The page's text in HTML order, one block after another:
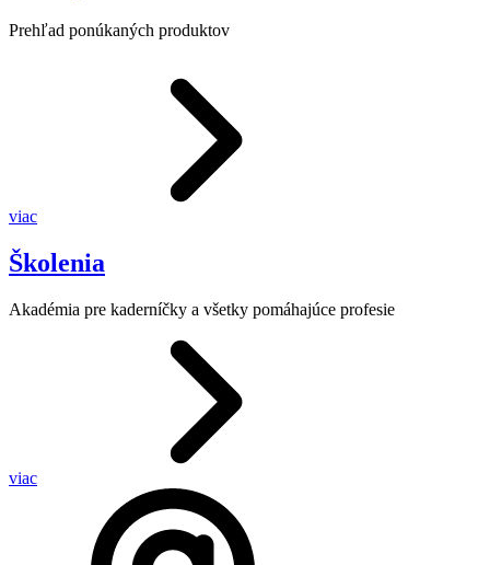
Prehľad ponúkaných produktov
viac
Školenia
Akadémia pre kaderníčky a všetky pomáhajúce profesie
viac